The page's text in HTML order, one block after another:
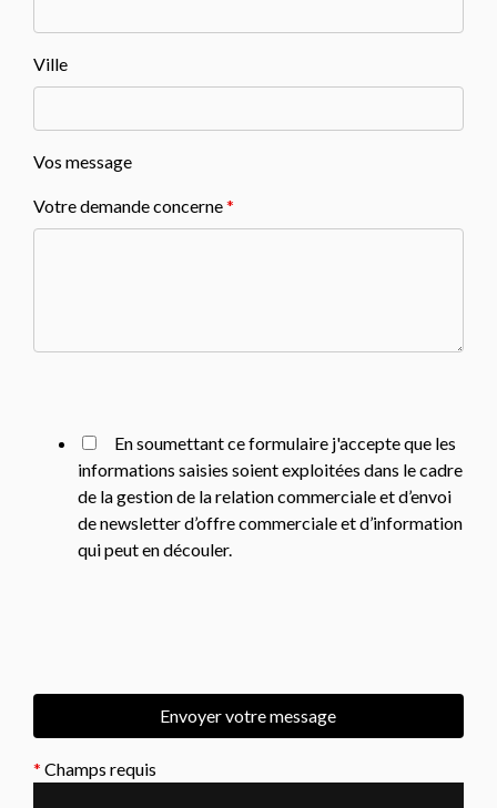
Ville
Vos message
Votre demande concerne*
En soumettant ce formulaire j'accepte que les
informations saisies soient exploitées dans le cadre
de la gestion de la relation commerciale et d’envoi
de newsletter d’offre commerciale et d’information
qui peut en découler.
* Champs requis